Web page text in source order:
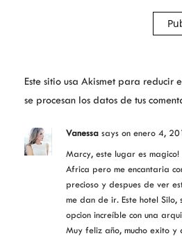
Este sitio usa Akismet para reducir
se procesan los datos de tus
Vanessa says on enero 4,
Marcy, este lugar es magico!
Africa pero me encantaria
precioso y despues de ver
me dan de ir. Este hotel Silo,
opcion increíble con una
Muy feliz año, mucho exito